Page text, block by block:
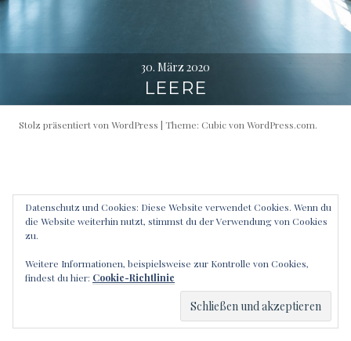
30. März 2020
LEERE
Stolz präsentiert von WordPress | Theme: Cubic von WordPress.com.
Datenschutz und Cookies: Diese Website verwendet Cookies. Wenn du
die Website weiterhin nutzt, stimmst du der Verwendung von Cookies
zu.
Weitere Informationen, beispielsweise zur Kontrolle von Cookies,
findest du hier: Cookie-Richtlinie